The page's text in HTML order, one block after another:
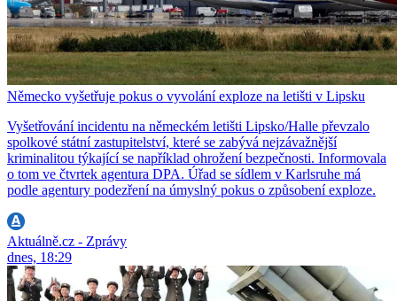
Německo vyšetřuje pokus o vyvolání exploze na letišti v Lipsku
Vyšetřování incidentu na německém letišti Lipsko/Halle převzalo
spolkové státní zastupitelství, které se zabývá nejzávažnější
kriminalitou týkající se například ohrožení bezpečnosti. Informovala
o tom ve čtvrtek agentura DPA. Úřad se sídlem v Karlsruhe má
podle agentury podezření na úmyslný pokus o způsobení exploze.
Aktuálně.cz - Zprávy
dnes, 18:29